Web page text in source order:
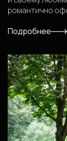
романтично
Подробнее